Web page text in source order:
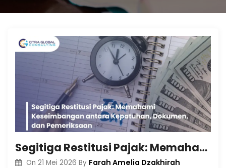
Segitiga Restitusi Pajak: Memahami Keseimbangan antara Kepatuhan, Dokumen, dan Pemeriksaan
On 21 Mei 2026 By Farah Amelia Dzakhirah